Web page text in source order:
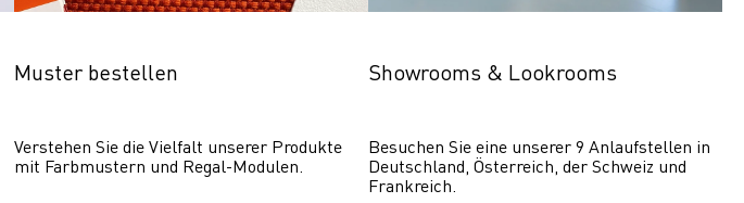
Muster bestellen
Verstehen Sie die Vielfalt unserer Produkte
mit Farbmustern und Regal-Modulen.
Showrooms & Lookrooms
Besuchen Sie eine unserer 9 Anlaufstellen in
Deutschland, Österreich, der Schweiz und
Frankreich.